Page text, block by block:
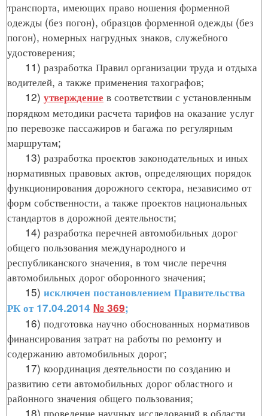
транспорта, имеющих право ношения форменной
одежды (без погон), образцов форменной одежды (без
погон), номерных нагрудных знаков, служебного
удостоверения;
11) разработка Правил организации труда и отдыха
водителей, а также применения тахографов;
12) утверждение в соответствии с установленным
порядком методики расчета тарифов на оказание услуг
по перевозке пассажиров и багажа по регулярным
маршрутам;
13) разработка проектов законодательных и иных
нормативных правовых актов, определяющих порядок
функционирования дорожного сектора, независимо от
форм собственности, а также проектов национальных
стандартов в дорожной деятельности;
14) разработка перечней автомобильных дорог
общего пользования международного и
республиканского значения, в том числе перечня
автомобильных дорог оборонного значения;
15) исключен постановлением Правительства
РК от 17.04.2014 № 369;
16) подготовка научно обоснованных нормативов
финансирования затрат на работы по ремонту и
содержанию автомобильных дорог;
17) координация деятельности по созданию и
развитию сети автомобильных дорог областного и
районного значения общего пользования;
18) проведение научных исследований в области